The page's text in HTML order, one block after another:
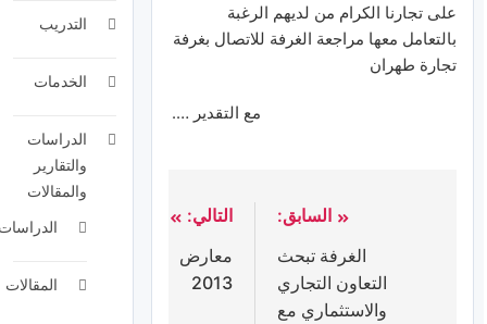
على تجارنا الكرام من لديهم الرغبة
بالتعامل
معها مراجعة الغرفة للاتصال
بغرفة
تجارة طهران
مع التقدير ….
السابق:
الغرفة تبحث
التعاون التجاري
والاستثماري مع
التالي:
معارض
2013
التدريب
الخدمات
الدراسات
والتقارير
والمقالات
الدراسات
المقالات